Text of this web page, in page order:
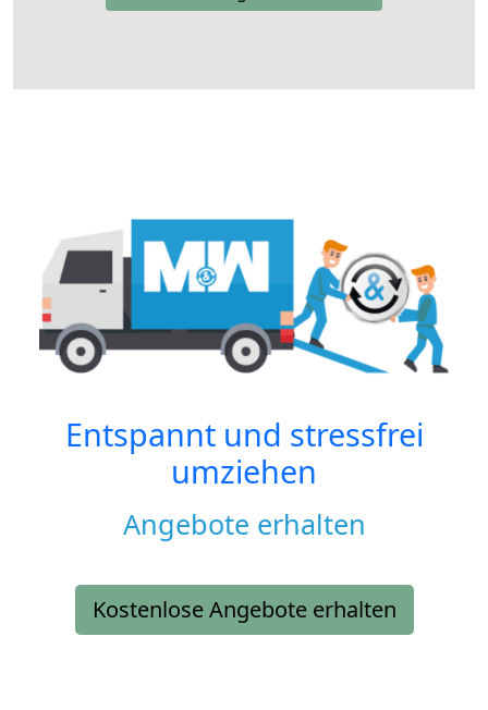
Entspannt und stressfrei
umziehen
Angebote erhalten
Kostenlose Angebote erhalten